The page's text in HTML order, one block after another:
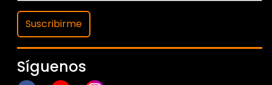
Suscribirme
Síguenos